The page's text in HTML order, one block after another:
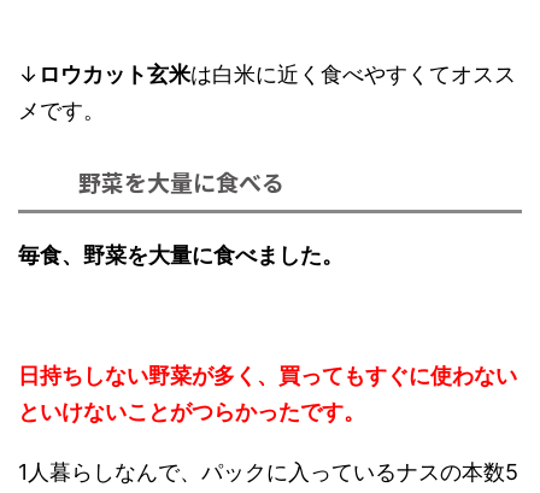
↓ ロウカット玄米は白米に近く食べやすくてオスス
メです。
野菜を大量に食べる
毎食、野菜を大量に食べました。
日持ちしない野菜が多く、買ってもすぐに使わない
といけないことがつらかったです。
1人暮らしなんで、パックに入っているナスの本数5